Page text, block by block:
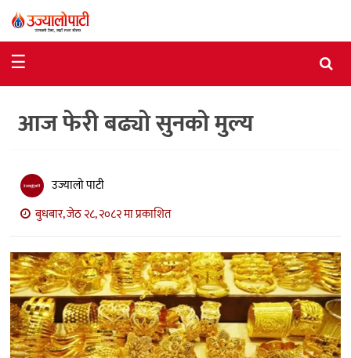
राजनीति
विशेष
विचार
अन्तर्वार्ता
मनोरञ्जन
विज्ञान
प्रविधि
खेलकुद
☰
आज फेरी बढ्यो सुनको मुल्य
उज्यालो पाटी
बुधबार, जेठ २८, २०८२ मा प्रकाशित